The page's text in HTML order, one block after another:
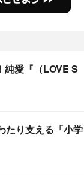
純愛『（LOVE S
たり支える「小学